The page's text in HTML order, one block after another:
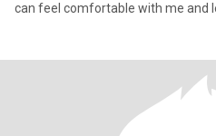
can feel comfortable with me and